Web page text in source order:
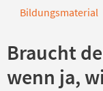
Bildungsmaterial
Braucht
wenn ja,